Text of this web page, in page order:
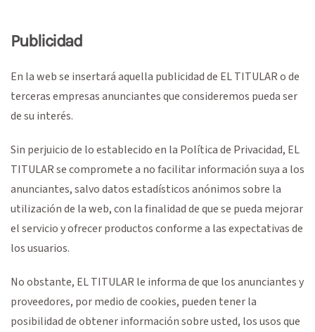
Publicidad
En la web se insertará aquella publicidad de EL TITULAR o de
terceras empresas anunciantes que consideremos pueda ser
de su interés.
Sin perjuicio de lo establecido en la Política de Privacidad, EL
TITULAR se compromete a no facilitar información suya a los
anunciantes, salvo datos estadísticos anónimos sobre la
utilización de la web, con la finalidad de que se pueda mejorar
el servicio y ofrecer productos conforme a las expectativas de
los usuarios.
No obstante, EL TITULAR le informa de que los anunciantes y
proveedores, por medio de cookies, pueden tener la
posibilidad de obtener información sobre usted, los usos que